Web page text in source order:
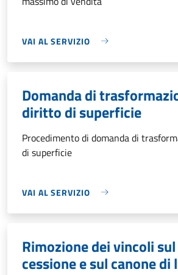
VAI AL SERVIZIO
Domanda di
diritto di superficie
Procedimento di domanda di
di superficie
VAI AL SERVIZIO
Rimozione dei vincoli
cessione e sul canone di